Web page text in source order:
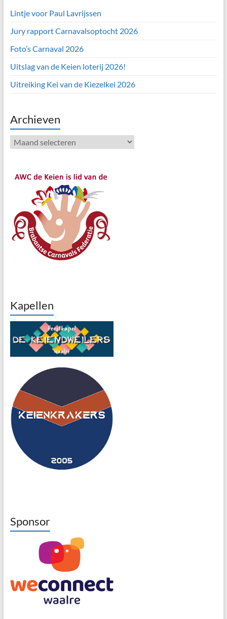
Lintje voor Paul Lavrijssen
Jury rapport Carnavalsoptocht 2026
Foto’s Carnaval 2026
Uitslag van de Keien loterij 2026!
Uitreiking Kei van de Kiezelkei 2026
Archieven
Archieven
Kapellen
Sponsor